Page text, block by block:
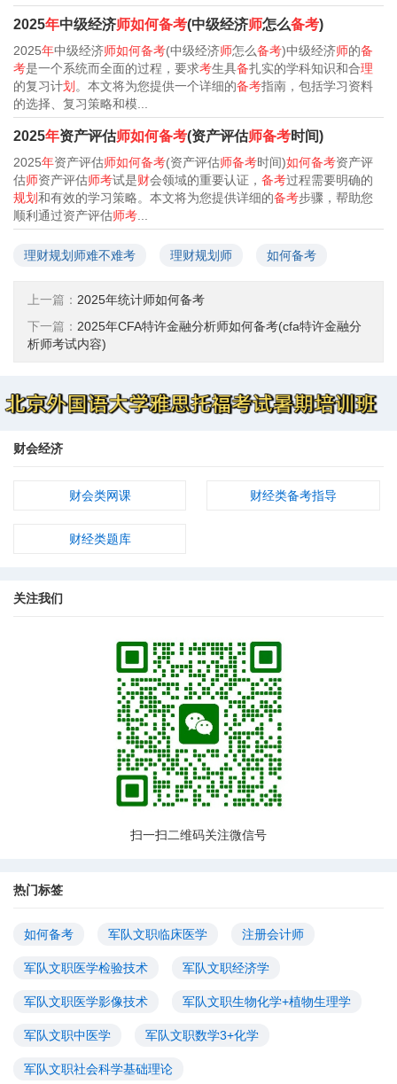
2025年中级经济师如何备考(中级经济师怎么备考)
2025年中级经济师如何备考(中级经济师怎么备考)中级经济师的备
考是一个系统而全面的过程，要求考生具备扎实的学科知识和合理
的复习计划 。本文将为您提供一个详细的备考指南，包括学习资料
的选择、复习策略和模...
2025年资产评估师如何备考(资产评估师备考时间)
2025年资产评估师如何备考(资产评估师备考时间)如何备考资产评
估师资产评估师考试是财会领域的重要认证， 备考过程需要明确的
规划和有效的学习策略。本文将为您提供详细的备考步骤，帮助您
顺利通过资产评估师考
理财规划师难不难考 理财规划师 如何备考
上一篇： 2025年统计师如何备考
下一篇： 2025年CFA特许金融分析师如何备考(cfa特许金融分
析师考试内容)
财会经济
财会类网课 财经类备考指导
财经类题库
关注我们
扫一扫二维码关注微信号
热门标签
如何备考 军队文职临床医学 注册会计师
军队文职医学检验技术 军队文职经济学
军队文职医学影像技术 军队文职生物化学+植物生理学
军队文职中医学 军队文职数学3+化学
军队文职社会科学基础理论